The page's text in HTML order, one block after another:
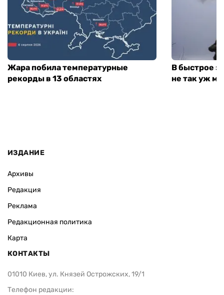
Жара побила температурные
рекорды в 13 областях
В быстрое
не так уж
ИЗДАНИЕ
Архивы
Редакция
Реклама
Редакционная политика
Карта
КОНТАКТЫ
01010 Киев, ул. Князей Острожских, 19/1
Телефон редакции: